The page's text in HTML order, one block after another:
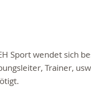
Sport wendet sich
Trainer,